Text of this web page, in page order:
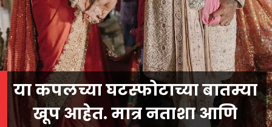
या कपलच्या घटस्फोटाच्या बातम्या
खूप आहेत. मात्र नताशा आणि